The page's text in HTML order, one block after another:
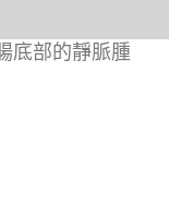
底部的靜脈腫